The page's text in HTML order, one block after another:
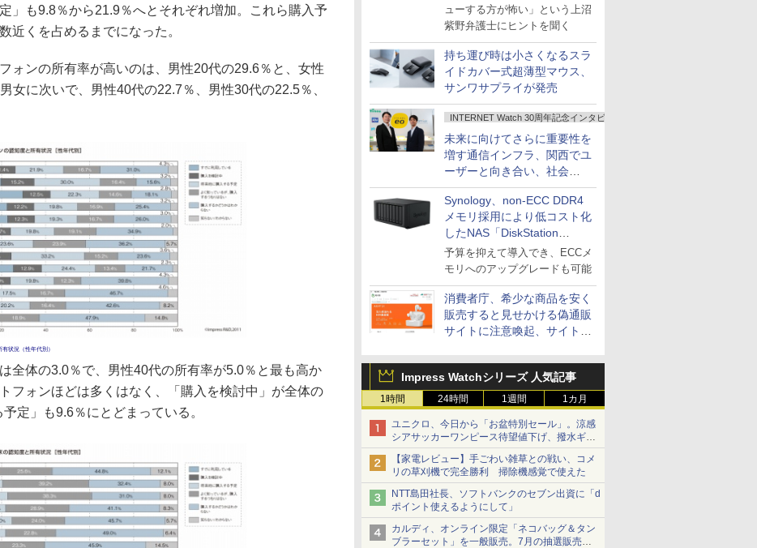
ューする方が怖い」という上沼
紫野弁護士にヒントを聞く
持ち運び時は小さくなるスラ
イドカバー式超薄型マウス、
サンワサプライが発売
INTERNET Watch 30周年記念インタビュー
未来に向けてさらに重要性を
増す通信インフラ、関西でユ
ーザーと向き合い、社会
の“あたらしい”を起動し続け
る～オプテージ
Synology、non-ECC DDR4
メモリ採用により低コスト化
したNAS「DiskStation
neo+」シリーズ
予算を抑えて導入でき、ECCメ
モリへのアップグレードも可能
消費者庁、希少な商品を安く
販売すると見せかける偽通販
サイトに注意喚起、サイト名
Impress Watchシリーズ 人気記事
1時間 24時間 1週間 1カ月
ユニクロ、今日から「お盆特別セール」。涼感
シアサッカーワンピース待望値下げ、撥水ギア
ショーツは1990円に
【家電レビュー】手ごわい雑草との戦い、コメ
リの草刈機で完全勝利 掃除機感覚で使えた
NTT島田社長、ソフトバンクのセブン出資に「d
ポイント使えるようにして」
カルディ、オンライン限定「ネコバッグ＆タン
ブラーセット」を一般販売。7月の抽選販売の
」も9.8％から21.9％へとそれぞれ増加。これら購入予
近くを占めるまでになった。
ォンの所有率が高いのは、男性20代の29.6％と、女性
女に次いで、男性40代の22.7％、男性30代の22.5％、
状況（性年代別）
全体の3.0％で、男性40代の所有率が5.0％と最も高か
フォンほどは多くはなく、「購入を検討中」が全体の
定」も9.6％にとどまっている。